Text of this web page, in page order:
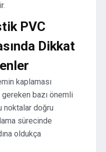
PVC
Dikkat
kaplaması
bazı önemli
noktalar doğru
sürecinde
oldukça